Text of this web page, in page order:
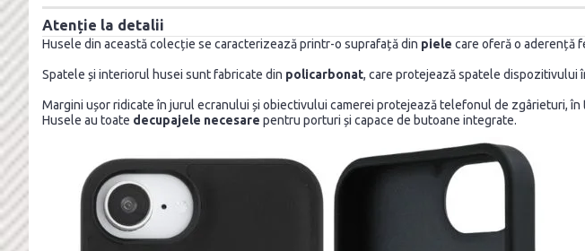
Atenție la detalii
Husele din această colecție se caracterizează printr-o suprafață din piele care oferă o aderență
Spatele și interiorul husei sunt fabricate din policarbonat, care protejează spatele dispozitivului
Margini ușor ridicate în jurul ecranului și obiectivului camerei protejează telefonul de zgârieturi, în
Husele au toate decupajele necesare pentru porturi și capace de butoane integrate.